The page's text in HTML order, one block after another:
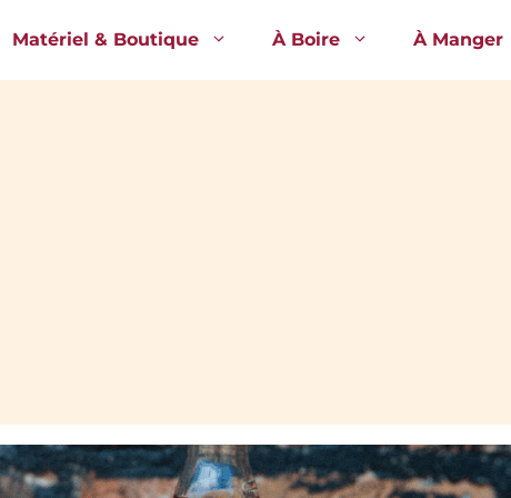
Matériel & Boutique À Boire À Manger